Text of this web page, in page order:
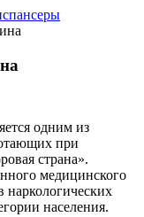
одним из
при
страна».
медицинского
наркологических
населения.